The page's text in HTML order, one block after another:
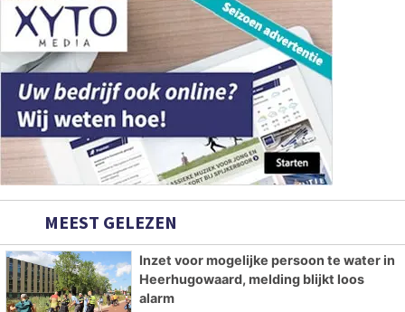
MEEST GELEZEN
Inzet voor mogelijke persoon te water in
Heerhugowaard, melding blijkt loos
alarm